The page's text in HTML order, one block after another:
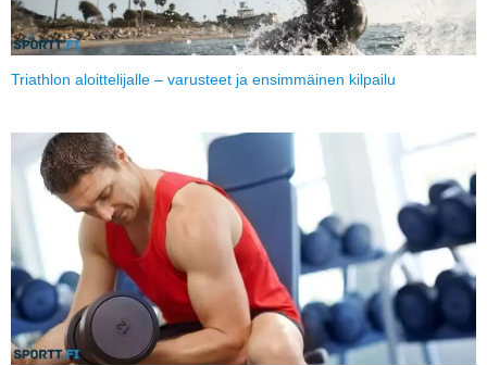
Triathlon aloittelijalle – varusteet ja ensimmäinen kilpailu